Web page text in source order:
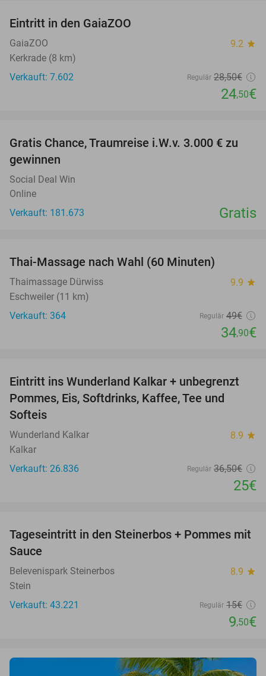
Eintritt in den GaiaZOO
GaiaZOO 9.2 star
Kerkrade (8 km)
Verkauft: 7.602
Regulär 28,50€
24,50€
Gratis Chance, Traumreise i.W.v. 3.000 € zu
gewinnen
Social Deal Win
Online
Verkauft: 181.673
Gratis
Thai-Massage nach Wahl (60 Minuten)
Thaimassage Dürwiss 9.9 star
Eschweiler (11 km)
Verkauft: 364
Regulär 49€
34,90€
32%
Eintritt ins Wunderland Kalkar + unbegrenzt
Pommes, Eis, Softdrinks, Kaffee, Tee und
Softeis
Wunderland Kalkar 8.9 star
Kalkar
Verkauft: 26.836
Regulär 36,50€
25€
37%
Tageseintritt in den Steinerbos + Pommes mit
Sauce
Belevenispark Steinerbos 8.9 star
Stein
Verkauft: 43.221
Regulär 15€
9,50€